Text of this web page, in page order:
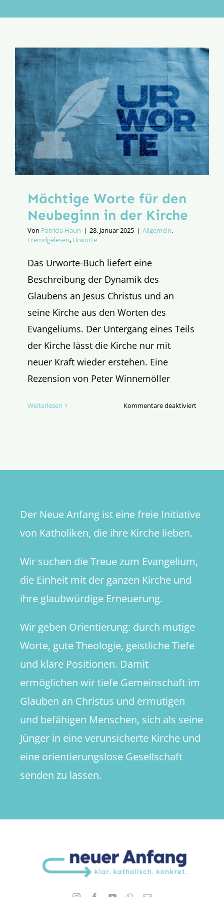
Aktion
Mächtige Worte für den
Neubeginn in der Kirche
Von Patricia Haun | 28. Januar 2025 | Allgemein,
Fremdgelesen, Urworte
Das Urworte-Buch liefert eine
Beschreibung der Dynamik des
Glaubens an Jesus Christus und an
seine Kirche aus den Worten des
Evangeliums. Der Untergang eines Teils
der Kirche lässt die Kirche nur mit
neuer Kraft wieder erstehen. Eine
Rezension von Peter Winnemöller
Weiterlesen Kommentare deaktiviertfür
Der Neue Anfang ist eine freie Initiative
von Katholiken, die ihre Kirche lieben.
Wir suchen die Treue zum Evangelium,
die Einheit mit der ganzen Kirche und
ihre glaubwürdige Erneuerung.
Wir geben Orientierung: durch mutige
Worte, gute Theologie, geistliche Tiefe
und klare Positionen. Damit
ermöglichen wir tiefe Gemeinschaft im
Glauben an Christus und ermutigen
und befähigen Menschen, sich als seine
Jünger in eine verunsicherte Kirche und
eine orientierungslose Gesellschaft
senden zu lassen.